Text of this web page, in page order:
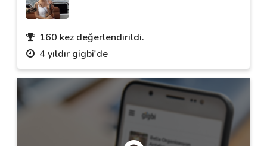
160 kez değerlendirildi.
4 yıldır gigbi'de